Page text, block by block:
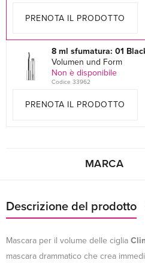
PRENOTA IL PRODOTTO
8 ml sfumatura: 01
Volumen und Form
Non è disponibile
Codice 33962
PRENOTA IL PRODOTTO
MARCA
Descrizione del prodotto
Mascara per il volume delle ciglia
mascara drammatico che crea